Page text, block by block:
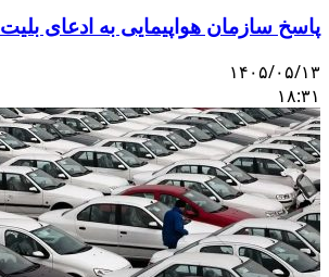
پاسخ سازمان هواپیمایی به ادعای بلیت ۲۱ میلیون تومانی تهران–اصفهان
۱۴۰۵/۰۵/۱۳
۱۸:۳۱